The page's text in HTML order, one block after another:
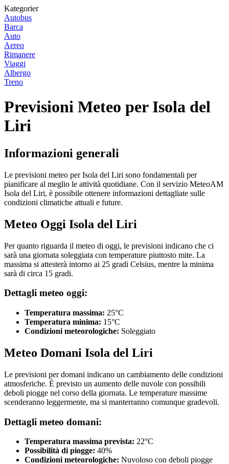
Kategorier
Autobus
Barca
Auto
Aereo
Rimanere
Viaggi
Albergo
Treno
Previsioni Meteo per Isola del
Liri
Informazioni generali
Le previsioni meteo per Isola del Liri sono fondamentali per
pianificare al meglio le attività quotidiane. Con il servizio MeteoAM
Isola del Liri, è possibile ottenere informazioni dettagliate sulle
condizioni climatiche attuali e future.
Meteo Oggi Isola del Liri
Per quanto riguarda il meteo di oggi, le previsioni indicano che ci
sarà una giornata soleggiata con temperature piuttosto mite. La
massima si attesterà intorno ai 25 gradi Celsius, mentre la minima
sarà di circa 15 gradi.
Dettagli meteo oggi:
Temperatura massima: 25°C
Temperatura minima: 15°C
Condizioni meteorologiche: Soleggiato
Meteo Domani Isola del Liri
Le previsioni per domani indicano un cambiamento delle condizioni
atmosferiche. È previsto un aumento delle nuvole con possibili
deboli piogge nel corso della giornata. Le temperature massime
scenderanno leggermente, ma si manterranno comunque gradevoli.
Dettagli meteo domani:
Temperatura massima prevista: 22°C
Possibilità di piogge: 40%
Condizioni meteorologiche: Nuvoloso con deboli piogge